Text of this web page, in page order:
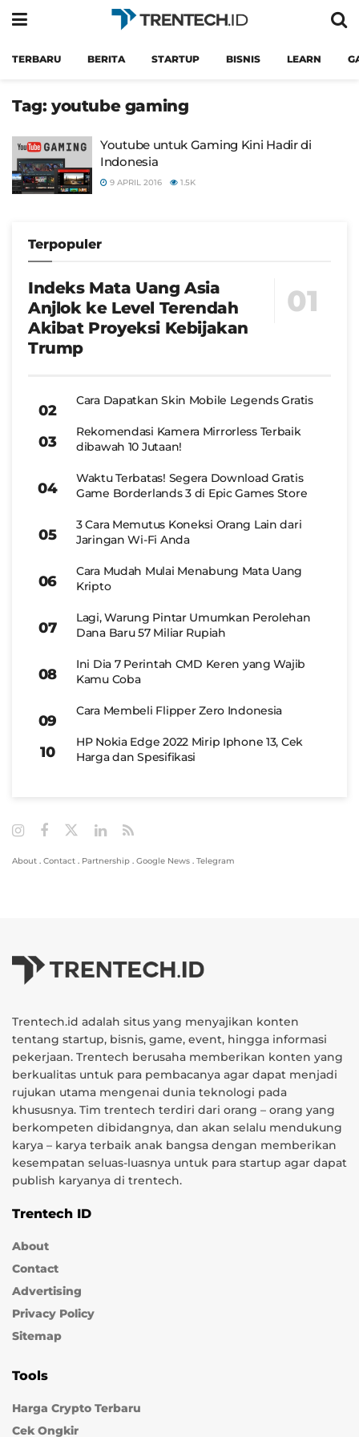
TERBARU BERITA STARTUP BISNIS LEARN
Tag: youtube gaming
Youtube untuk Gaming Kini Hadir di
Indonesia
9 APRIL 2016 1.5K
Terpopuler
Indeks Mata Uang Asia
Anjlok ke Level Terendah
Akibat Proyeksi Kebijakan
Trump
Cara Dapatkan Skin Mobile Legends Gratis
Rekomendasi Kamera Mirrorless Terbaik
dibawah 10 Jutaan!
Waktu Terbatas! Segera Download Gratis
Game Borderlands 3 di Epic Games Store
3 Cara Memutus Koneksi Orang Lain dari
Jaringan Wi-Fi Anda
Cara Mudah Mulai Menabung Mata Uang
Kripto
Lagi, Warung Pintar Umumkan Perolehan
Dana Baru 57 Miliar Rupiah
Ini Dia 7 Perintah CMD Keren yang Wajib
Kamu Coba
Cara Membeli Flipper Zero Indonesia
HP Nokia Edge 2022 Mirip Iphone 13, Cek
Harga dan Spesifikasi
About . Contact . Partnership . Google News . Telegram
Trentech.id adalah situs yang menyajikan konten
tentang startup, bisnis, game, event, hingga informasi
pekerjaan. Trentech berusaha memberikan konten yang
berkualitas untuk para pembacanya agar dapat menjadi
rujukan utama mengenai dunia teknologi pada
khususnya. Tim trentech terdiri dari orang – orang yang
berkompeten dibidangnya, dan akan selalu mendukung
karya – karya terbaik anak bangsa dengan memberikan
kesempatan seluas-luasnya untuk para startup agar dapat
publish karyanya di trentech.
Trentech ID
About
Contact
Advertising
Privacy Policy
Sitemap
Tools
Harga Crypto Terbaru
Cek Ongkir